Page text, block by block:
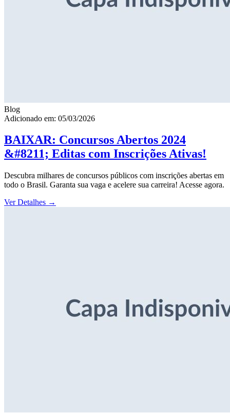
Blog
Adicionado em: 05/03/2026
BAIXAR: Concursos Abertos 2024
&#8211; Editas com Inscrições Ativas!
Descubra milhares de concursos públicos com inscrições abertas em
todo o Brasil. Garanta sua vaga e acelere sua carreira! Acesse agora.
Ver Detalhes →